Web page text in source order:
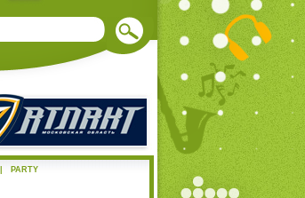
PARTY